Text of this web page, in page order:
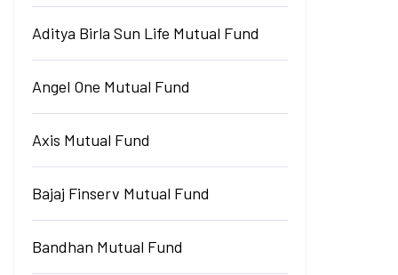
Aditya Birla Sun Life Mutual Fund
Angel One Mutual Fund
Axis Mutual Fund
Bajaj Finserv Mutual Fund
Bandhan Mutual Fund